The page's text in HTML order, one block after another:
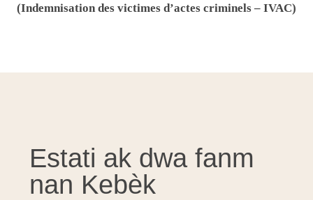
(Indemnisation des victimes d’actes criminels – IVAC)
Estati ak dwa fanm
nan Kebèk